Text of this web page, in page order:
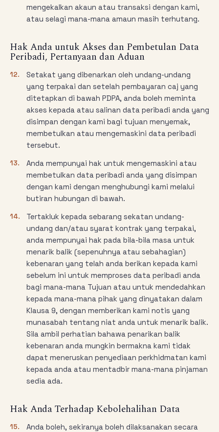
mengekalkan akaun atau transaksi dengan kami,
atau selagi mana-mana amaun masih terhutang.
Hak Anda untuk Akses dan Pembetulan Data
Peribadi, Pertanyaan dan Aduan
12.
Setakat yang dibenarkan oleh undang-undang
yang terpakai dan setelah pembayaran caj yang
ditetapkan di bawah PDPA, anda boleh meminta
akses kepada atau salinan data peribadi anda yang
disimpan dengan kami bagi tujuan menyemak,
membetulkan atau mengemaskini data peribadi
tersebut.
13.
Anda mempunyai hak untuk mengemaskini atau
membetulkan data peribadi anda yang disimpan
dengan kami dengan menghubungi kami melalui
butiran hubungan di bawah.
14.
Tertakluk kepada sebarang sekatan undang-
undang dan/atau syarat kontrak yang terpakai,
anda mempunyai hak pada bila-bila masa untuk
menarik balik (sepenuhnya atau sebahagian)
kebenaran yang telah anda berikan kepada kami
sebelum ini untuk memproses data peribadi anda
bagi mana-mana Tujuan atau untuk mendedahkan
kepada mana-mana pihak yang dinyatakan dalam
Klausa 9, dengan memberikan kami notis yang
munasabah tentang niat anda untuk menarik balik.
Sila ambil perhatian bahawa penarikan balik
kebenaran anda mungkin bermakna kami tidak
dapat meneruskan penyediaan perkhidmatan kami
kepada anda atau mentadbir mana-mana pinjaman
sedia ada.
Hak Anda Terhadap Kebolehalihan Data
15.
Anda boleh, sekiranya boleh dilaksanakan secara